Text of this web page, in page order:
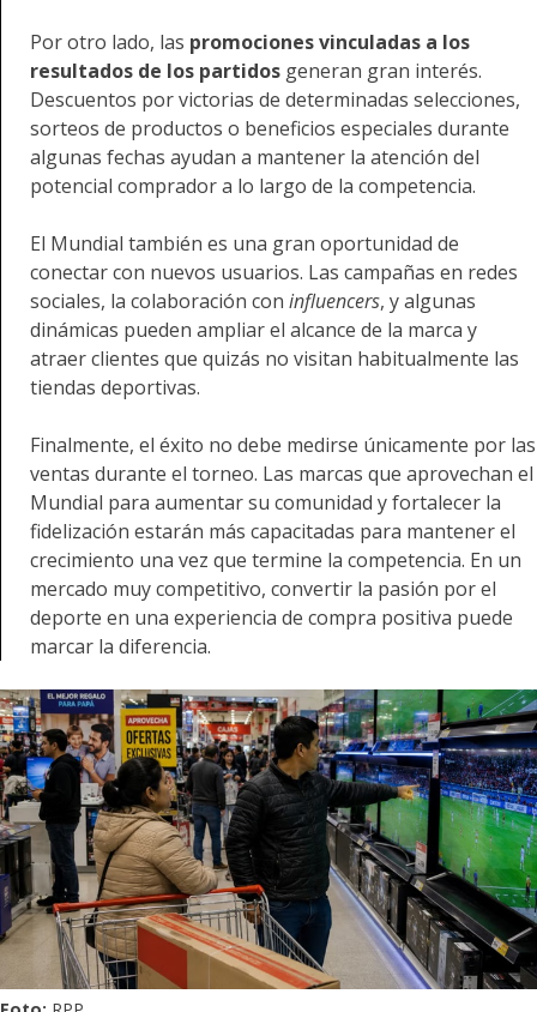
Por otro lado, las promociones vinculadas a los
resultados de los partidos generan gran interés.
Descuentos por victorias de determinadas selecciones,
sorteos de productos o beneficios especiales durante
algunas fechas ayudan a mantener la atención del
potencial comprador a lo largo de la competencia.
El Mundial también es una gran oportunidad de
conectar con nuevos usuarios. Las campañas en redes
sociales, la colaboración con influencers, y algunas
dinámicas pueden ampliar el alcance de la marca y
atraer clientes que quizás no visitan habitualmente las
tiendas deportivas.
Finalmente, el éxito no debe medirse únicamente por las
ventas durante el torneo. Las marcas que aprovechan el
Mundial para aumentar su comunidad y fortalecer la
fidelización estarán más capacitadas para mantener el
crecimiento una vez que termine la competencia. En un
mercado muy competitivo, convertir la pasión por el
deporte en una experiencia de compra positiva puede
marcar la diferencia.